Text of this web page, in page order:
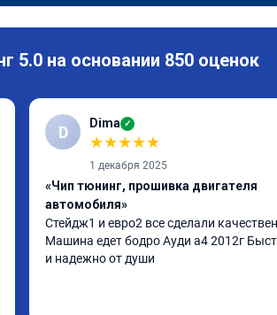
5.0 на основании 850 оценок
D Dima ✓
★★★★★
1 декабря 2025
«Чип тюнинг, прошивка двигателя
автомобиля»
Стейдж1 и евро2 все сделали
Машина едет бодро Ауди а4 2012г
и надежно от души